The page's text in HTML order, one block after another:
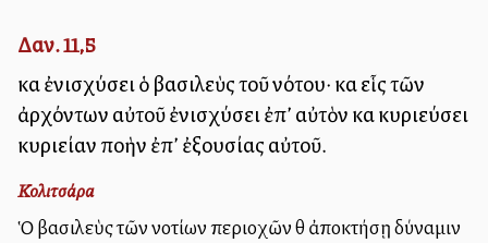
Δαν. 11,5
καὶ ἐνισχύσει ὁ βασιλεὺς τοῦ νότου· καὶ εἷς τῶν
ἀρχόντων αὐτοῦ ἐνισχύσει ἐπ’ αὐτὸν καὶ κυριεύσει
κυριείαν πολλὴν ἐπ’ ἐξουσίας αὐτοῦ.
Κολιτσάρα
Ὁ βασιλεὺς τῶν νοτίων περιοχῶν θὰ ἀποκτήσῃ δύναμιν